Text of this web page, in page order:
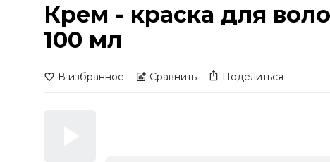
Крем - краска для
100 мл
В избранное Сравнить Поделиться